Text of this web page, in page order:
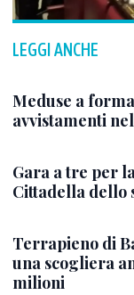
LEGGI ANCHE
Meduse a
avvistamenti
Gara a tre per
Cittadella dello
Terrapieno di
una scogliera
milioni